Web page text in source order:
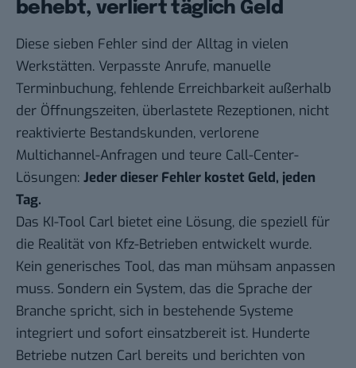
behebt, verliert täglich Geld
Diese sieben Fehler sind der Alltag in vielen
Werkstätten. Verpasste Anrufe, manuelle
Terminbuchung, fehlende Erreichbarkeit außerhalb
der Öffnungszeiten, überlastete Rezeptionen, nicht
reaktivierte Bestandskunden, verlorene
Multichannel-Anfragen und teure Call-Center-
Lösungen: Jeder dieser Fehler kostet Geld, jeden
Tag.
Das KI-Tool Carl bietet eine Lösung, die speziell für
die Realität von Kfz-Betrieben entwickelt wurde.
Kein generisches Tool, das man mühsam anpassen
muss. Sondern ein System, das die Sprache der
Branche spricht, sich in bestehende Systeme
integriert und sofort einsatzbereit ist. Hunderte
Betriebe nutzen Carl bereits und berichten von